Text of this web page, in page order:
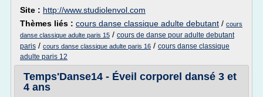
Site : http://www.studiolenvol.com
Thèmes liés : cours danse classique adulte debutant / cours
danse classique adulte paris 15 / cours de danse pour adulte debutant
paris / cours danse classique adulte paris 16 / cours danse classique
adulte paris 12
Temps'Danse14 - Éveil corporel dansé 3 et
4 ans